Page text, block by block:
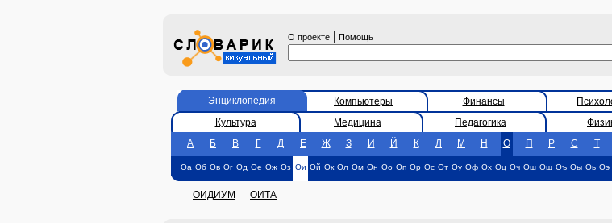
О проекте | Помощь
Энциклопедия Компьютеры Финансы
Культура
Медицина Педагогика
А
Б В Г Д Е Ж З И Й К Л М Н О П Р С Т
Оа Об Ов Ог Од Ое Ож Оз Ои Ой Ок Ол Ом Он Оо Оп Ор Ос От Оу Оф Ох Оц Оч Ош Ощ Оъ Оы Оь Оэ
ОИДИУМ ОИТА